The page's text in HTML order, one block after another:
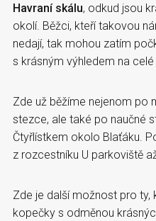
Havraní skálu, odkud jsou
okolí. Běžci, kteří takovou
nedají, tak mohou zatím
s krásným výhledem na
Zde už běžíme nejenom po
stezce, ale také po naučné
Čtyřlístkem okolo Blaťáku.
z rozcestníku U parkoviště
Zde je další možnost pro ty,
kopečky s odměnou